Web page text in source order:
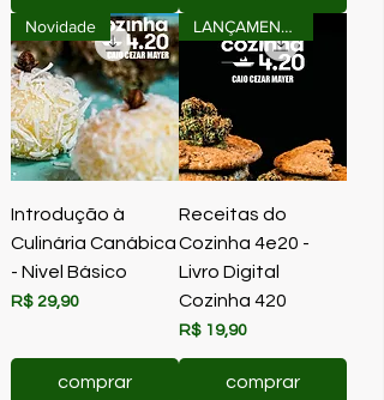
Novidade
Introdução à
Culinária Canábica
- Nivel Básico
Preço
R$ 29,90
comprar
LANÇAMENTO!
Receitas do
Cozinha 4e20 -
Livro Digital
Cozinha 420
Preço
R$ 19,90
comprar